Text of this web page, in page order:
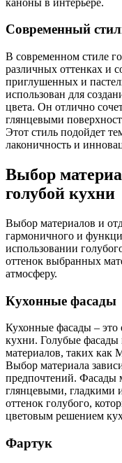
Современный
В современном стиле
различных оттенках и
приглушенных и
использован для
цвета. Он отлично
глянцевыми
Этот стиль подойдет
лаконичность и
Выбор
голубой кухни
Выбор материалов и
гармоничного и
использовании
оттенок выбранных
атмосферу.
Кухонные фасады
Кухонные фасады – это
кухни. Голубые
материалов, таких как
Выбор материала
предпочтений. Фасады
глянцевыми, гладкими
оттенок голубого,
цветовым решением
Фартук